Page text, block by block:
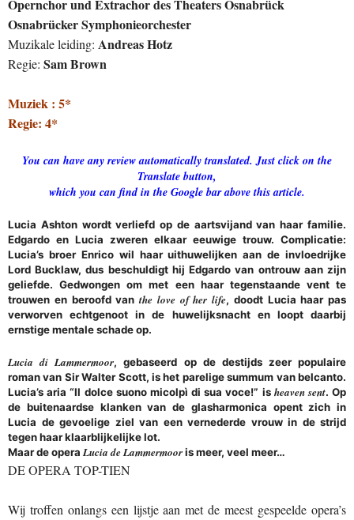
Opernchor und Extrachor des Theaters Osnabrück
Osnabrücker Symphonieorchester
Muzikale leiding: Andreas Hotz
Regie: Sam Brown
Muziek : 5*
Regie: 4*
You can have any review automatically translated. Just click on the
Translate button,
which you can find in the Google bar above this article.
Lucia Ashton wordt verliefd op de aartsvijand van haar familie.
Edgardo en Lucia zweren elkaar eeuwige trouw. Complicatie:
Lucia’s broer Enrico wil haar uithuwelijken aan de invloedrijke
Lord Bucklaw, dus beschuldigt hij Edgardo van ontrouw aan zijn
geliefde. Gedwongen om met een haar tegenstaande vent te
trouwen en beroofd van the love of her life, doodt Lucia haar pas
verworven echtgenoot in de huwelijksnacht en loopt daarbij
ernstige mentale schade op.
Lucia di Lammermoor, gebaseerd op de destijds zeer populaire
roman van Sir Walter Scott, is het parelige summum van belcanto.
Lucia’s aria “Il dolce suono micolpì di sua voce!” is heaven sent. Op
de buitenaardse klanken van de glasharmonica opent zich in
Lucia de gevoelige ziel van een vernederde vrouw in de strijd
tegen haar klaarblijkelijke lot.
Maar de operaLucia de Lammermooris meer, veel meer…
DE OPERA TOP-TIEN
Wij troffen onlangs een lijstje aan met de meest gespeelde opera’s